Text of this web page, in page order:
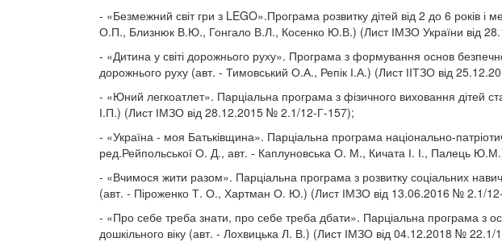
- «Безмежний світ гри з LEGO».Програма розвитку дітей від 2 до 6 років
О.П., Близнюк В.Ю., Гонгало В.Л., Косенко Ю.В.) (Лист ІМЗО України від
- «Дитина у світі дорожнього руху». Програма з формування основ
дорожнього руху (авт. - Тимовський О.А., Репік І.А.) (Лист ІІТЗО від
- «Юний легкоатлет». Парціальна програма з фізичного виховання дітей
І.П.) (Лист ІМЗО від 28.12.2015 № 2.1/12-Г-157);
- «Україна - моя Батьківщина». Парціальна програма національно-
ред.Рейпольської О. Д., авт. - Каплуновська О. М., Кичата І. І., Палець
- «Вчимося жити разом». Парціальна програма з розвитку соціальних
(авт. - Піроженко Т. О., Хартман О. Ю.) (Лист ІМЗО від 13.06.2016 № 2.1/
- «Про себе треба знати, про себе треба дбати». Парціальна програма з
дошкільного віку (авт. - Лохвицька Л. В.) (Лист ІМЗО від 04.12.2018 № 22.1/